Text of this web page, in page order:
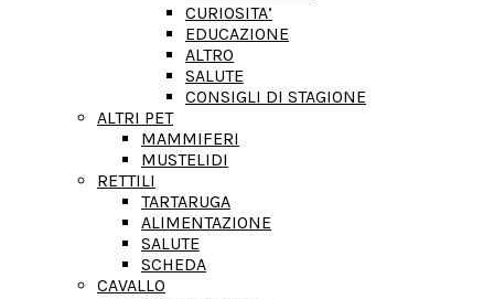
CURIOSITA’
EDUCAZIONE
ALTRO
SALUTE
CONSIGLI DI STAGIONE
ALTRI PET
MAMMIFERI
MUSTELIDI
RETTILI
TARTARUGA
ALIMENTAZIONE
SALUTE
SCHEDA
CAVALLO